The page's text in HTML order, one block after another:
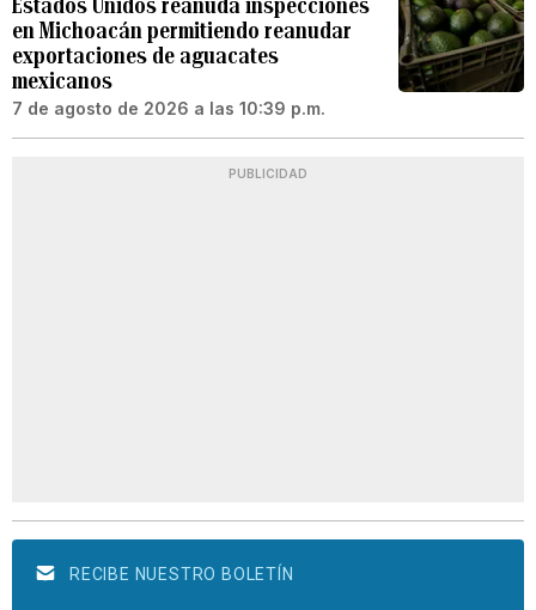
Estados Unidos reanuda inspecciones
en Michoacán permitiendo reanudar
exportaciones de aguacates
mexicanos
7 de agosto de 2026 a las 10:39 p.m.
PUBLICIDAD
RECIBE NUESTRO BOLETÍN